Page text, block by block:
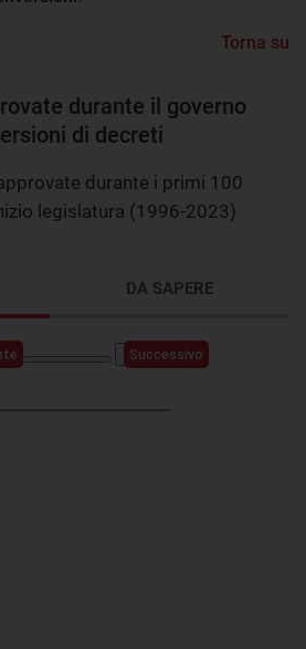
Torna su
durante il governo
di decreti
durante i primi 100
legislatura (1996-2023)
DA SAPERE